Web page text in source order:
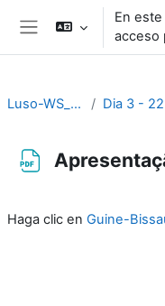
Salta al contenido principal
Panel lateral
En
acceso
Luso-WS_2023
Haga clic en Guine-